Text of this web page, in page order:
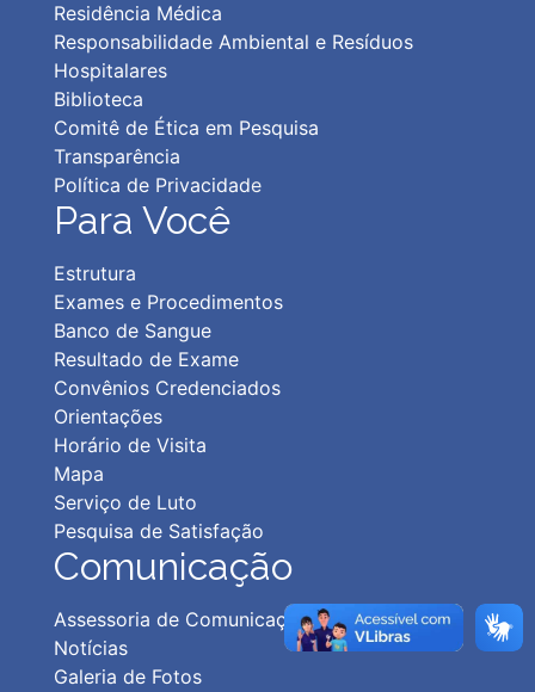
Residência Médica
Responsabilidade Ambiental e Resíduos
Hospitalares
Biblioteca
Comitê de Ética em Pesquisa
Transparência
Política de Privacidade
Para Você
Estrutura
Exames e Procedimentos
Banco de Sangue
Resultado de Exame
Convênios Credenciados
Orientações
Horário de Visita
Mapa
Serviço de Luto
Pesquisa de Satisfação
Comunicação
Assessoria de Comunicação
Notícias
Galeria de Fotos